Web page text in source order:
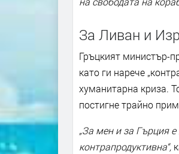
За Ливан и
Гръцкият министър-
като ги нарече
хуманитарна криза.
постигне трайно
„За мен и за Гърция
контрапродуктивна“,